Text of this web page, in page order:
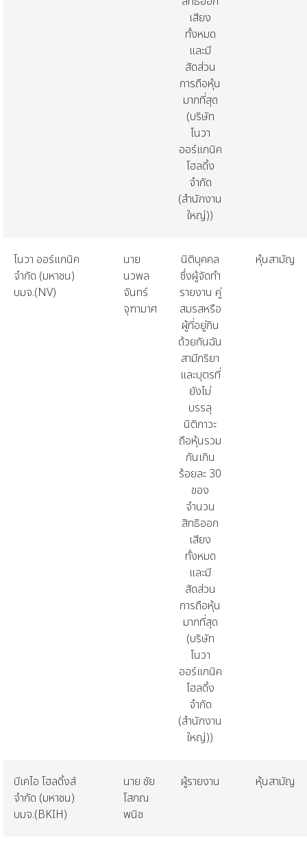
เสียง
ทั้งหมด
และมี
สัดส่วน
การถือหุ้น
มากที่สุด
(บริษัท
โนวา
ออร์แกนิค
โฮลดิ้ง
จำกัด
(สำนักงาน
ใหญ่))
โนวา ออร์แกนิค
จำกัด (มหาชน)
บมจ.(NV)
นาย
นวพล
จันทร์
จุฑามาศ
นิติบุคคล
ซึ่งผู้จัดทำ
รายงาน คู่
สมรสหรือ
ผู้ที่อยู่กิน
ด้วยกันฉัน
สามีภริยา
และบุตรที่
ยังไม่
บรรลุ
นิติภาวะ
ถือหุ้นรวม
กันเกิน
ร้อยละ 30
ของ
จำนวน
สิทธิออก
เสียง
ทั้งหมด
และมี
สัดส่วน
การถือหุ้น
มากที่สุด
(บริษัท
โนวา
ออร์แกนิค
โฮลดิ้ง
จำกัด
(สำนักงาน
ใหญ่))
หุ้นสามัญ
บีเคไอ โฮลดิ้งส์
จำกัด (มหาชน)
บมจ.(BKIH)
นาย ชัย
โสภณ
พนิช
ผู้รายงาน หุ้นสามัญ